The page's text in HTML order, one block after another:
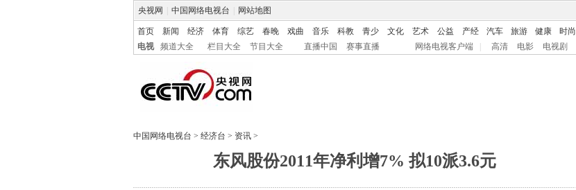
央视网 中国网络电视台 网站地图
首页 新闻 经济 体育 综艺 春晚 戏曲 音乐 科教 青少 文化 艺术 公益 产经 汽车 旅游 健康 时尚
电视
频道大全 栏目大全 节目大全 直播中国 赛事直播 网络电视客户端 高清 电影 电视剧
中国网络电视台 > 经济台 > 资讯 >
东风股份2011年净利增7% 拟10派3.6元